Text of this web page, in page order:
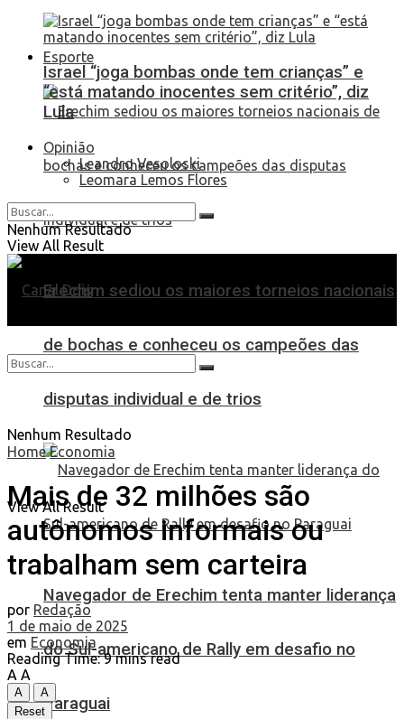
Esporte
Erechim sediou os maiores torneios nacionais
de bochas e conheceu os campeões das
disputas individual e de trios
Navegador de Erechim tenta manter liderança
do Sul-americano de Rally em desafio no
Paraguai
Israel “joga bombas onde tem crianças” e
“está matando inocentes sem critério”, diz
Lula
Opinião
Leandro Vesoloski
Leomara Lemos Flores
Nenhum Resultado
View All Result
Nenhum Resultado
View All Result
Home Economia
Mais de 32 milhões são
autônomos informais ou
trabalham sem carteira
por Redação
1 de maio de 2025
em Economia
Reading Time: 9 mins read
A A
A
A
Reset